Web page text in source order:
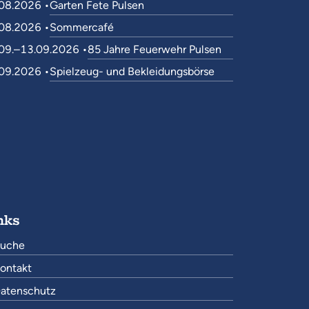
•Garten Fete Pulsen
•Sommercafé
•85 Jahre Feuerwehr Pulsen
•Spielzeug- und Bekleidungsbörse